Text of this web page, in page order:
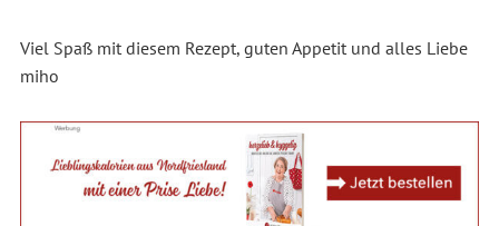
Viel Spaß mit diesem Rezept, guten Appetit und alles Liebe
miho